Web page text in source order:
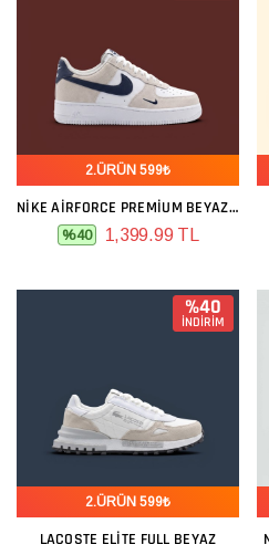
2.ÜRÜN 599₺
NIKE AIRFORCE PREMIUM BEYAZ GRI LACIVERT
%40 1,399.99 TL
%40
İNDİRİM
2.ÜRÜN 599₺
LACOSTE ELITE FULL BEYAZ